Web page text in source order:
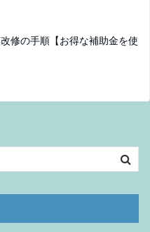
修の手順【お得な補助金を使